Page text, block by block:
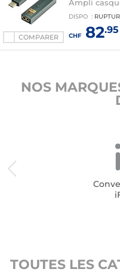
COMPARER
Ampli
et jack 4.4
DISPO :
CHF82.95
NOS
TOUTES LES